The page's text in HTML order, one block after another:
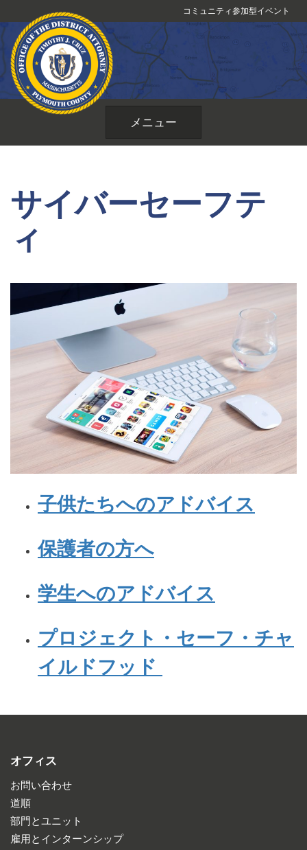
ン
テ
ツ
コミュニティ参加型イベント
メニュー
サイバーセーフテ
ィ
子供たちへのアドバイス
保護者の方へ
学生へのアドバイス
プロジェクト・セーフ・チャ
イルドフッド
オフィス
お問い合わせ
道順
部門とユニット
雇用とインターンシップ